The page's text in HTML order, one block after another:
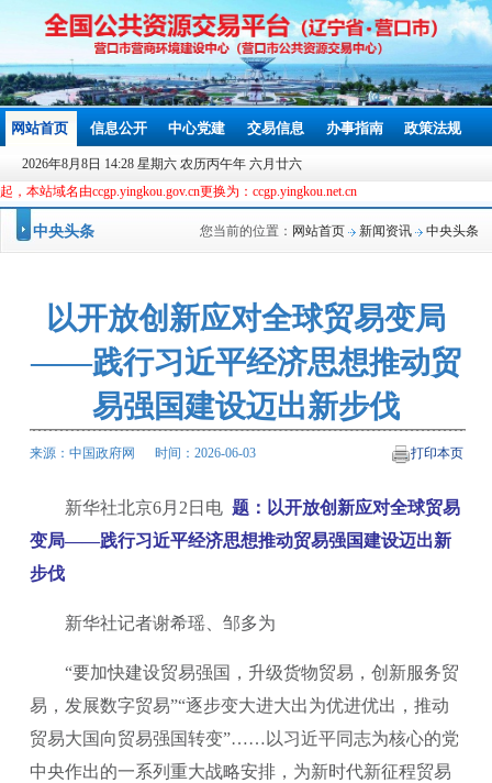
网站首页 信息公开 中心党建 交易信息 办事指南 政策法规
2026年8月8日 14:28 星期六 农历丙午年 六月廿六
由ccgp.yingkou.gov.cn更换为：ccgp.yingkou.net.cn
中央头条 您当前的位置： 网站首页 新闻资讯 中央头条
以开放创新应对全球贸易变局
——践行习近平经济思想推动贸
易强国建设迈出新步伐
来源：中国政府网 时间：2026-06-03 打印本页
新华社北京6月2日电 题：以开放创新应对全球贸易
变局——践行习近平经济思想推动贸易强国建设迈出新
步伐
新华社记者谢希瑶、邹多为
“要加快建设贸易强国，升级货物贸易，创新服务贸
易，发展数字贸易”“逐步变大进大出为优进优出，推动
贸易大国向贸易强国转变”……以习近平同志为核心的党
中央作出的一系列重大战略安排，为新时代新征程贸易